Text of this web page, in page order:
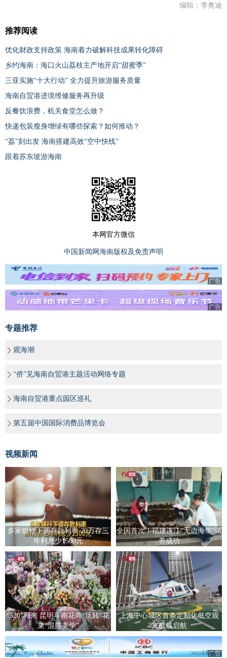
编辑：李奥迪
推荐阅读
优化财政支持政策 海南着力破解科技成果转化障碍
乡约海南：海口火山荔枝主产地开启“甜蜜季”
三亚实施“十大行动” 全力提升旅游服务质量
海南自贸港进境维修服务再升级
反餐饮浪费，机关食堂怎么做？
快递包装瘦身增绿有哪些探索？如何推动？
“荔”刻出发 海南搭建高效“空中快线”
跟着苏东坡游海南
本网官方微信
中国新闻网海南版权及免责声明
广告
广告
专题推荐
观海潮
“侨”见海南自贸港主题活动网络专题
海南自贸港重点园区巡礼
第五届中国国际消费品博览会
视频新闻
多家银行下调存款利率 20万存三
年利息少1500元
全国首次！福建连江“无边海带”试
养成功
“520”到来 昆明斗南花商“玩转”花
束“混搭美学”
上海中心城区首条定制化低空观
光航线启航
广告